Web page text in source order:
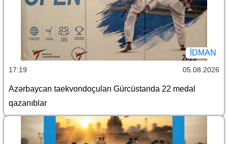
İDMAN
17:19 05.08.2026
Azərbaycan taekvondoçuları Gürcüstanda 22 medal
qazanıblar